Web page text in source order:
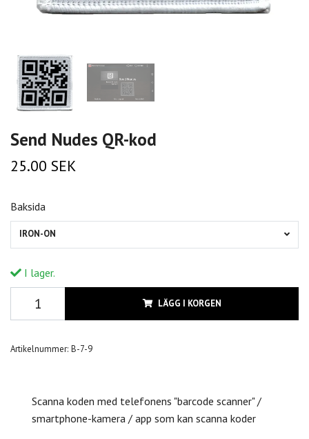
Send Nudes QR-kod
25.00 SEK
Baksida
IRON-ON
I lager.
LÄGG I KORGEN
Artikelnummer: B-7-9
Scanna koden med telefonens "barcode scanner" /
smartphone-kamera / app som kan scanna koder